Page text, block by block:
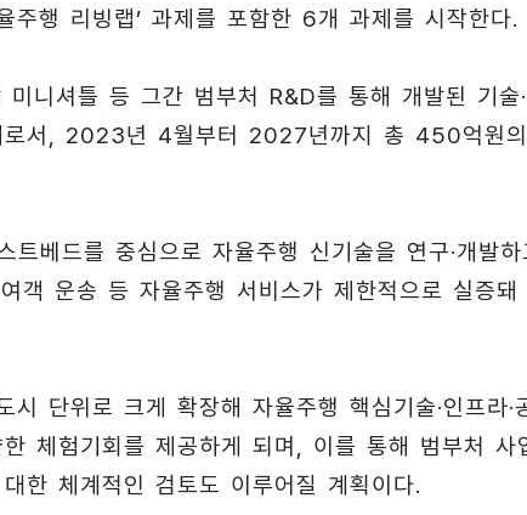
행 리빙랩’ 과제를 포함한 6개 과제를 시작한다.
니셔틀 등 그간 범부처 R&D를 통해 개발된 기술·
로서, 2023년 4월부터 2027년까지 총 450억원
베드를 중심으로 자율주행 신기술을 연구·개발하
객 운송 등 자율주행 서비스가 제한적으로 실증돼
단위로 크게 확장해 자율주행 핵심기술·인프라·
체험기회를 제공하게 되며, 이를 통해 범부처 사
한 체계적인 검토도 이루어질 계획이다.